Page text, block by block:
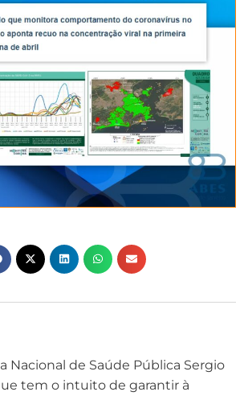
Nacional de Saúde Pública Sergio
tem o intuito de garantir à